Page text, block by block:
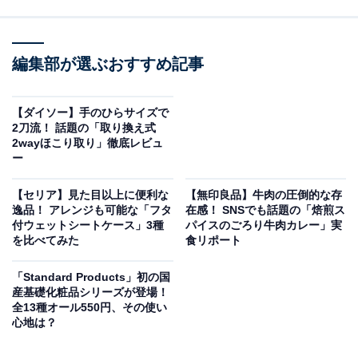
・本体サイズ：約直径5×高さ13.5cm
・容量：120mL
ムな円柱型。120mLという容量は調味料が酸化する前に
使い切りやすく、かつ頻繁に補充する手間もかからない
「ちょうどいい」サイズです。
編集部が選ぶおすすめ記事
【ダイソー】手のひらサイズで
2刀流！ 話題の「取り換え式
2wayほこり取り」徹底レビュ
ー
【セリア】見た目以上に便利な
逸品！ アレンジも可能な「フタ
付ウェットシートケース」3種
を比べてみた
【無印良品】牛肉の圧倒的な存
在感！ SNSでも話題の「焙煎ス
パイスのごろり牛肉カレー」実
食リポート
「Standard Products」初の国
産基礎化粧品シリーズが登場！
全13種オール550円、その使い
心地は？